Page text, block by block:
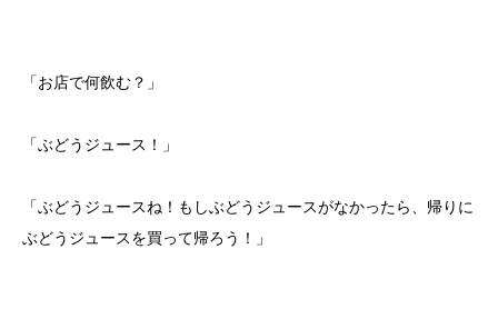
「お店で何飲む？」
「ぶどうジュース！」
「ぶどうジュースね！もしぶどうジュースがなかったら、帰りに
ぶどうジュースを買って帰ろう！」